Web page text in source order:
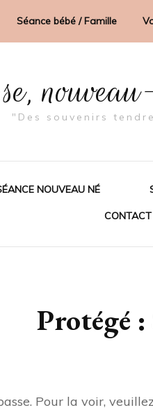
Séance bébé / Famille
"Des souvenirs
NOUVEAU NÉ
CONTACT
Protégé
Pour la voir,